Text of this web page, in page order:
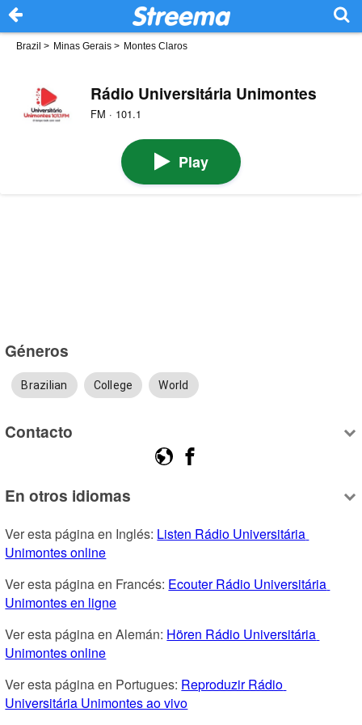
Brazil > Minas Gerais > Montes Claros
Rádio Universitária Unimontes
FM · 101.1
Play
Géneros
Brazilian College World
Contacto
En otros idiomas
Ver esta página en Inglés: Listen Rádio Universitária
Unimontes online
Ver esta página en Francés: Ecouter Rádio Universitária
Unimontes en ligne
Ver esta página en Alemán: Hören Rádio Universitária
Unimontes online
Ver esta página en Portugues: Reproduzir Rádio
Universitária Unimontes ao vivo